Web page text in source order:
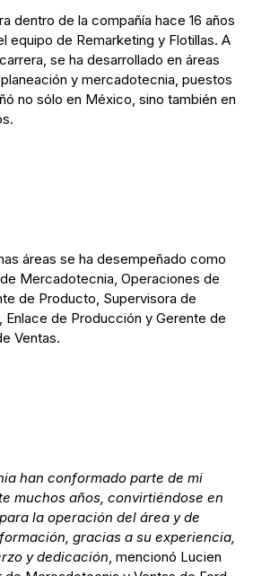
dentro de la compañía hace 16 años
equipo de Remarketing y Flotillas. A
se ha desarrollado en áreas
y mercadotecnia, puestos
no sólo en México, sino también en
áreas se ha desempeñado como
Mercadotecnia, Operaciones de
de Producto, Supervisora de
Enlace de Producción y Gerente de
Ventas.
han conformado parte de mi
muchos años, convirtiéndose en
la operación del área y de
gracias a su experiencia,
y dedicación, mencionó Lucien